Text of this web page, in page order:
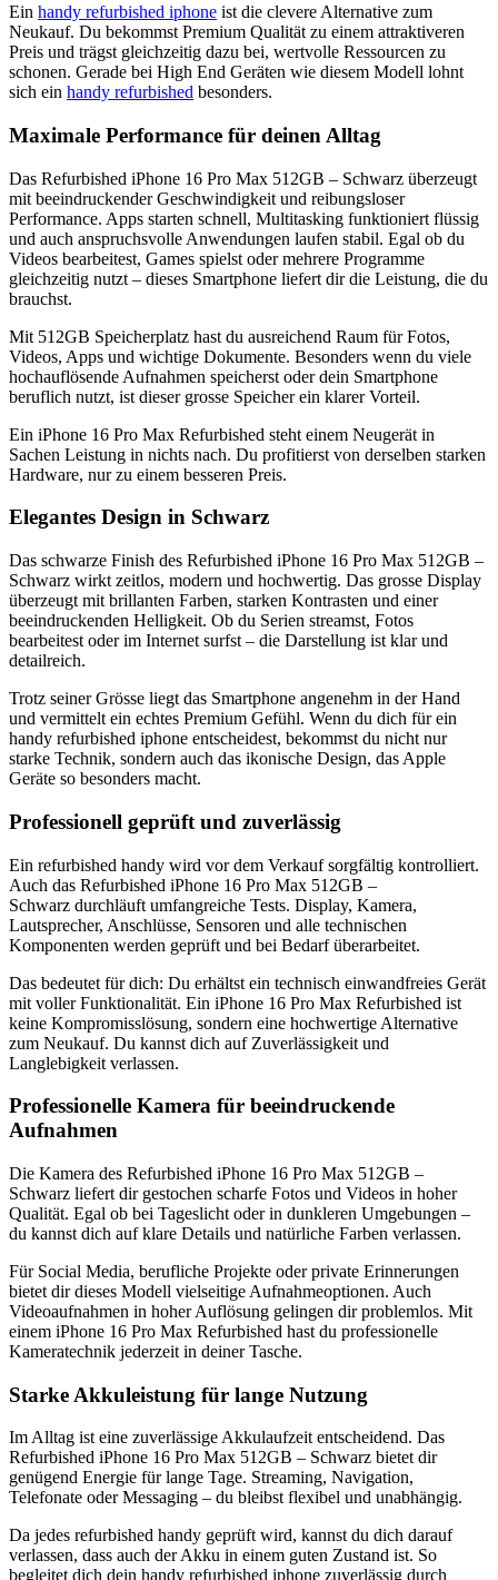
Ein handy refurbished iphone ist die clevere Alternative zum
Neukauf. Du bekommst Premium Qualität zu einem attraktiveren
Preis und trägst gleichzeitig dazu bei, wertvolle Ressourcen zu
schonen. Gerade bei High End Geräten wie diesem Modell lohnt
sich ein handy refurbished besonders.
Maximale Performance für deinen Alltag
Das Refurbished iPhone 16 Pro Max 512GB – Schwarz überzeugt
mit beeindruckender Geschwindigkeit und reibungsloser
Performance. Apps starten schnell, Multitasking funktioniert flüssig
und auch anspruchsvolle Anwendungen laufen stabil. Egal ob du
Videos bearbeitest, Games spielst oder mehrere Programme
gleichzeitig nutzt – dieses Smartphone liefert dir die Leistung, die du
brauchst.
Mit 512GB Speicherplatz hast du ausreichend Raum für Fotos,
Videos, Apps und wichtige Dokumente. Besonders wenn du viele
hochauflösende Aufnahmen speicherst oder dein Smartphone
beruflich nutzt, ist dieser grosse Speicher ein klarer Vorteil.
Ein iPhone 16 Pro Max Refurbished steht einem Neugerät in
Sachen Leistung in nichts nach. Du profitierst von derselben starken
Hardware, nur zu einem besseren Preis.
Elegantes Design in Schwarz
Das schwarze Finish des Refurbished iPhone 16 Pro Max 512GB –
Schwarz wirkt zeitlos, modern und hochwertig. Das grosse Display
überzeugt mit brillanten Farben, starken Kontrasten und einer
beeindruckenden Helligkeit. Ob du Serien streamst, Fotos
bearbeitest oder im Internet surfst – die Darstellung ist klar und
detailreich.
Trotz seiner Grösse liegt das Smartphone angenehm in der Hand
und vermittelt ein echtes Premium Gefühl. Wenn du dich für ein
handy refurbished iphone entscheidest, bekommst du nicht nur
starke Technik, sondern auch das ikonische Design, das Apple
Geräte so besonders macht.
Professionell geprüft und zuverlässig
Ein refurbished handy wird vor dem Verkauf sorgfältig kontrolliert.
Auch das Refurbished iPhone 16 Pro Max 512GB –
Schwarz durchläuft umfangreiche Tests. Display, Kamera,
Lautsprecher, Anschlüsse, Sensoren und alle technischen
Komponenten werden geprüft und bei Bedarf überarbeitet.
Das bedeutet für dich: Du erhältst ein technisch einwandfreies Gerät
mit voller Funktionalität. Ein iPhone 16 Pro Max Refurbished ist
keine Kompromisslösung, sondern eine hochwertige Alternative
zum Neukauf. Du kannst dich auf Zuverlässigkeit und
Langlebigkeit verlassen.
Professionelle Kamera für beeindruckende
Aufnahmen
Die Kamera des Refurbished iPhone 16 Pro Max 512GB –
Schwarz liefert dir gestochen scharfe Fotos und Videos in hoher
Qualität. Egal ob bei Tageslicht oder in dunkleren Umgebungen –
du kannst dich auf klare Details und natürliche Farben verlassen.
Für Social Media, berufliche Projekte oder private Erinnerungen
bietet dir dieses Modell vielseitige Aufnahmeoptionen. Auch
Videoaufnahmen in hoher Auflösung gelingen dir problemlos. Mit
einem iPhone 16 Pro Max Refurbished hast du professionelle
Kameratechnik jederzeit in deiner Tasche.
Starke Akkuleistung für lange Nutzung
Im Alltag ist eine zuverlässige Akkulaufzeit entscheidend. Das
Refurbished iPhone 16 Pro Max 512GB – Schwarz bietet dir
genügend Energie für lange Tage. Streaming, Navigation,
Telefonate oder Messaging – du bleibst flexibel und unabhängig.
Da jedes refurbished handy geprüft wird, kannst du dich darauf
verlassen, dass auch der Akku in einem guten Zustand ist. So
begleitet dich dein handy refurbished iphone zuverlässig durch